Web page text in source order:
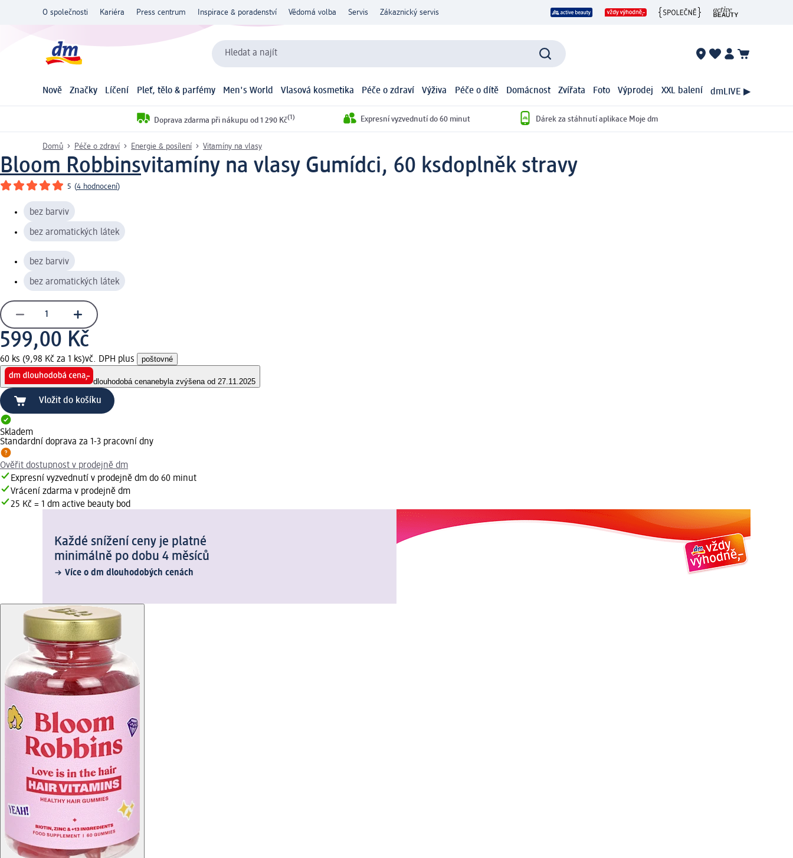
O společnosti Kariéra Press centrum Inspirace & poradenství Vědomá volba Servis Zákaznický servis
Hledat a najít
Nově Značky Líčení Pleť, tělo & parfémy Men's World Vlasová kosmetika Péče o zdraví Výživa Péče o dítě Domácnost Zvířata Foto Výprodej XXL balení dmLIVE ▶
Doprava zdarma při nákupu od 1 290 Kč(1) Expresní vyzvednutí do 60 minut Dárek za stáhnutí aplikace Moje dm
Domů Péče o zdraví Energie & posílení Vitamíny na vlasy
Bloom Robbinsvitamíny na vlasy Gumídci, 60 ksdoplněk stravy
5 (4 hodnocení)
bez barviv
bez aromatických látek
bez barviv
bez aromatických látek
599,00 Kč
60 ks (9,98 Kč za 1 ks)vč. DPH plus poštovné
dlouhodobá cenanebyla zvýšena od 27.11.2025
Vložit do košíku
Skladem
Standardní doprava za 1-3 pracovní dny
Ověřit dostupnost v prodejně dm
Expresní vyzvednutí v prodejně dm do 60 minut
Vrácení zdarma v prodejně dm
25 Kč = 1 dm active beauty bod
Každé snížení ceny je platné
minimálně po dobu 4 měsíců
Více o dm dlouhodobých cenách